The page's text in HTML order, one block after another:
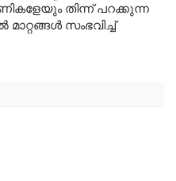
തിന്ന് പറക്കുന്ന
സംഭവിച്ച്